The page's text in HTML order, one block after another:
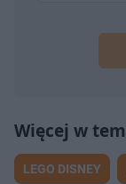
LEGO DISNEY